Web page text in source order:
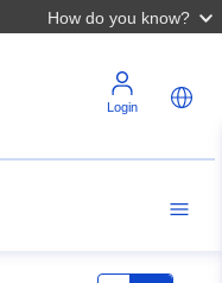
How do you know?
Login